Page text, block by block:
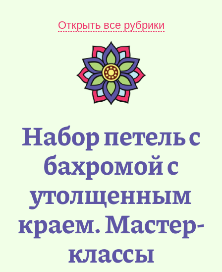
Открыть все рубрики
Набор петель с
бахромой с
утолщенным
краем. Мастер-
классы